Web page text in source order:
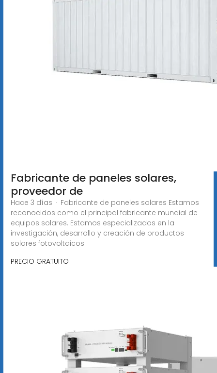
Fabricante de paneles solares,
proveedor de
Hace 3 días · Fabricante de paneles solares Estamos
reconocidos como el principal fabricante mundial de
equipos solares. Estamos especializados en la
investigación, desarrollo y creación de productos
solares fotovoltaicos.
PRECIO GRATUITO